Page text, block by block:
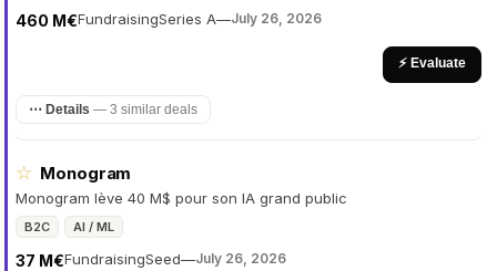
Fundraising
460 M€ Series A—July 26, 2026
⚡ Evaluate
⋯ Details — 3 similar deals
☆ Monogram
Monogram lève 40 M$ pour son IA grand public
B2C AI / ML
Fundraising
37 M€ Seed—July 26, 2026